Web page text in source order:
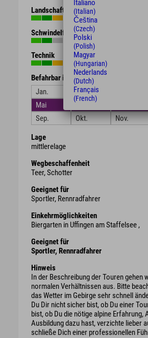
Landschaft
Schwindelfreiheit
Technik
Befahrbar in den Monaten
Jan.
Feb.
Mai
Sep.
Okt. Nov.
Lage
mittlerelage
Wegbeschaffenheit
Teer, Schotter
Geeignet für
Sportler, Rennradfahrer
Einkehrmöglichkeiten
Biergarten in Uffingen am Staffelsee ,
Geeignet für
Sportler, Rennradfahrer
Hinweis
In der Beschreibung der Touren gehen
normalen Verhältnissen aus. Bitte
das Wetter im Gebirge sehr schnell
Du Dir nicht sicher bist, ob Du einer
bist, ob Du die nötige alpine Erfahrung,
Ausbildung dazu hast, verzichte lieber
schließe Dich einer professionellen
Italiano
(Italian)
Čeština
(Czech)
Polski
(Polish)
Magyar
(Hungarian)
Nederlands
(Dutch)
Français
(French)